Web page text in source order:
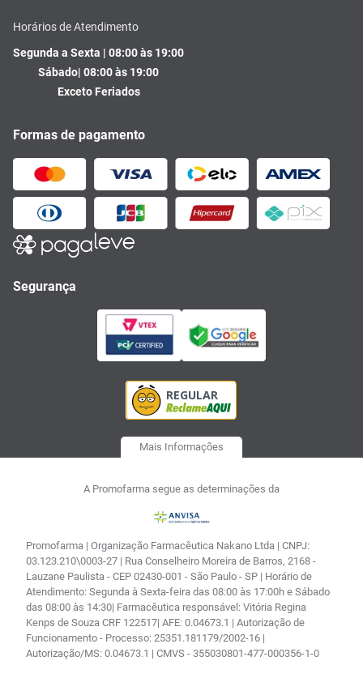
Horários de Atendimento
Segunda a Sexta | 08:00 às 19:00
Sábado| 08:00 às 19:00
Exceto Feriados
Formas de pagamento
Segurança
Mais Informações
A Promofarma segue as determinações da
Promofarma | Organização Farmacêutica Nakano Ltda | CNPJ:
03.123.210\0003-27 | Rua Conselheiro Moreira de Barros, 2168 -
Lauzane Paulista - CEP 02430-001 - São Paulo - SP | Horário de
Atendimento: Segunda à Sexta-feira das 08:00 às 17:00h e Sábado
das 08:00 às 14:30| Farmacêutica responsável: Vitória Regina
Kenps de Souza CRF 122517| AFE: 0.04673.1 | Autorização de
Funcionamento - Processo: 25351.181179/2002-16 |
Autorização/MS: 0.04673.1 | CMVS - 355030801-477-000356-1-0